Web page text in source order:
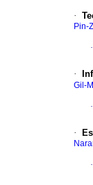
·
Pin-
·
·
Gil-
·
·
·